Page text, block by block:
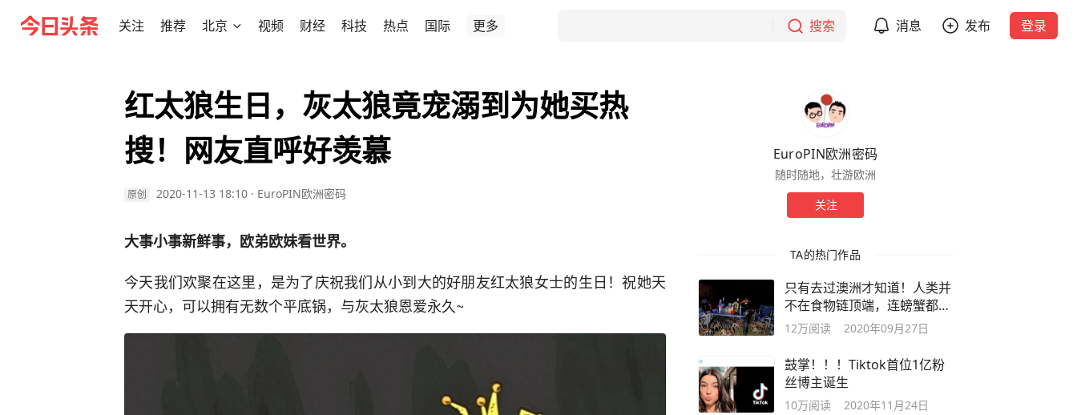
关注 推荐 北京 视频 财经 科技 热点 国际 更多 搜索 消息 发布 登录
红太狼生日，灰太狼竟宠溺到为她买热
搜！网友直呼好羡慕
原创 2020-11-13 18:10 · EuroPIN欧洲密码
大事小事新鲜事，欧弟欧妹看世界。
今天我们欢聚在这里，是为了庆祝我们从小到大的好朋友红太狼女士的生日！祝她天
天开心，可以拥有无数个平底锅，与灰太狼恩爱永久~
EuroPIN欧洲密码
随时随地，壮游欧洲
关注
TA的热门作品
只有去过澳洲才知道！人类并
不在食物链顶端，连螃蟹都开
始欺负人
12万阅读 2020年09月27日
鼓掌！！！Tiktok首位1亿粉
丝博主诞生
10万阅读 2020年11月24日